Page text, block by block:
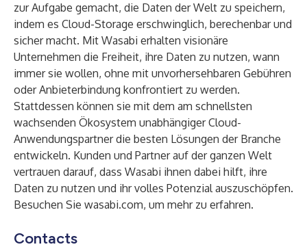
zur Aufgabe gemacht, die Daten der Welt zu speichern,
indem es Cloud-Storage erschwinglich, berechenbar und
sicher macht. Mit Wasabi erhalten visionäre
Unternehmen die Freiheit, ihre Daten zu nutzen, wann
immer sie wollen, ohne mit unvorhersehbaren Gebühren
oder Anbieterbindung konfrontiert zu werden.
Stattdessen können sie mit dem am schnellsten
wachsenden Ökosystem unabhängiger Cloud-
Anwendungspartner die besten Lösungen der Branche
entwickeln. Kunden und Partner auf der ganzen Welt
vertrauen darauf, dass Wasabi ihnen dabei hilft, ihre
Daten zu nutzen und ihr volles Potenzial auszuschöpfen.
Besuchen Sie wasabi.com, um mehr zu erfahren.
Contacts